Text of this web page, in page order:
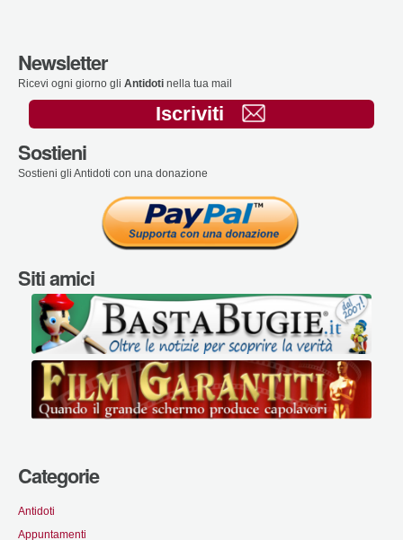
Newsletter
Ricevi ogni giorno gli Antidoti nella tua mail
Iscriviti
Sostieni
Sostieni gli Antidoti con una donazione
Siti amici
Categorie
Antidoti
Appuntamenti